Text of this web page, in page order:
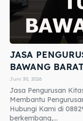
JASA
BAWANG BARAT
Juni 30, 2026
Jasa Pengurusan
Membantu
Hubungi Kami di
berkembang,...